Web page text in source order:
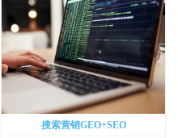
搜索营销GEO+SEO